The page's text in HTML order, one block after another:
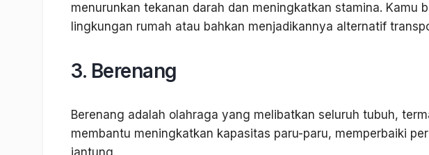
menurunkan tekanan darah dan meningkatkan stamina. Kamu
lingkungan rumah atau bahkan menjadikannya alternatif
3. Berenang
Berenang adalah olahraga yang melibatkan seluruh tubuh,
membantu meningkatkan kapasitas paru-paru, memperbaiki